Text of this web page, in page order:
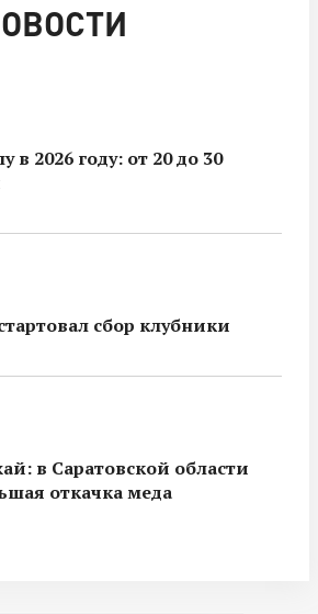
в 2026 году: от 20 до 30
сбор клубники
в Саратовской области
откачка меда